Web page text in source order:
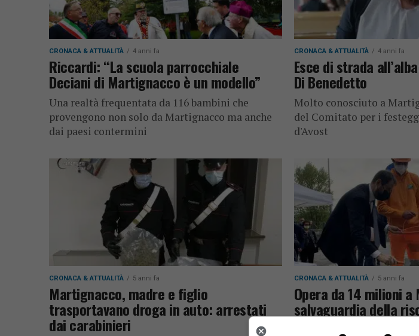
CRONACA & ATTUALITÀ 4 anni fa
Riccardi: “La scuola parrocchiale
Deciani di Martignacco è un modello”
Una realtà frequentata da 116 bambini che
provengono non solo da Martignacco ma anche
dai paesi contermini
CRONACA & ATTUALITÀ 4 anni fa
Esce di strada
Di Benedetto
Molto conosciuto a
del Comitato per i
d'Avost
CRONACA & ATTUALITÀ 5 anni fa
Martignacco, madre e figlio
trasportavano droga in auto: arrestati
dai carabinieri
CRONACA & ATTUALITÀ 5 anni fa
Opera da 14 milioni
salvaguardia della